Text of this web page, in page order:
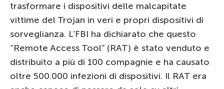
trasformare i dispositivi delle malcapitate
vittime del Trojan in veri e propri dispositivi di
sorveglianza. L’FBI ha dichiarato che questo
“Remote Access Tool” (RAT) è stato venduto e
distribuito a più di 100 compagnie e ha causato
oltre 500.000 infezioni di dispositivi. Il RAT era